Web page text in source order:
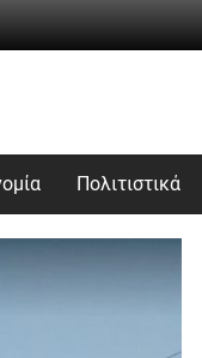
Πολιτιστικά